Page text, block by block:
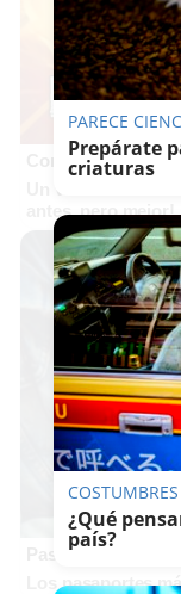
Corepunk
Un verdadero
antes, pero mejor!
Pasaportes que
Los pasaportes
PARECE
Prepárate
criaturas
¿Qué
país?